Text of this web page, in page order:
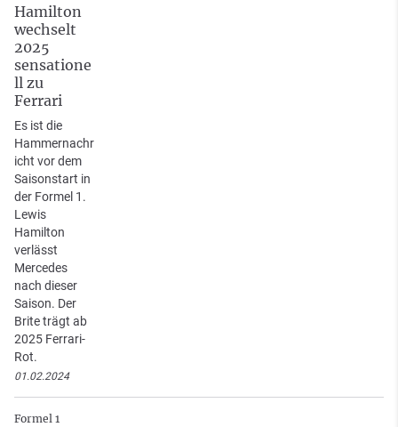
Hamilton
wechselt
2025
sensatione
ll zu
Ferrari
Es ist die
Hammernachr
icht vor dem
Saisonstart in
der Formel 1.
Lewis
Hamilton
verlässt
Mercedes
nach dieser
Saison. Der
Brite trägt ab
2025 Ferrari-
Rot.
01.02.2024
Formel 1